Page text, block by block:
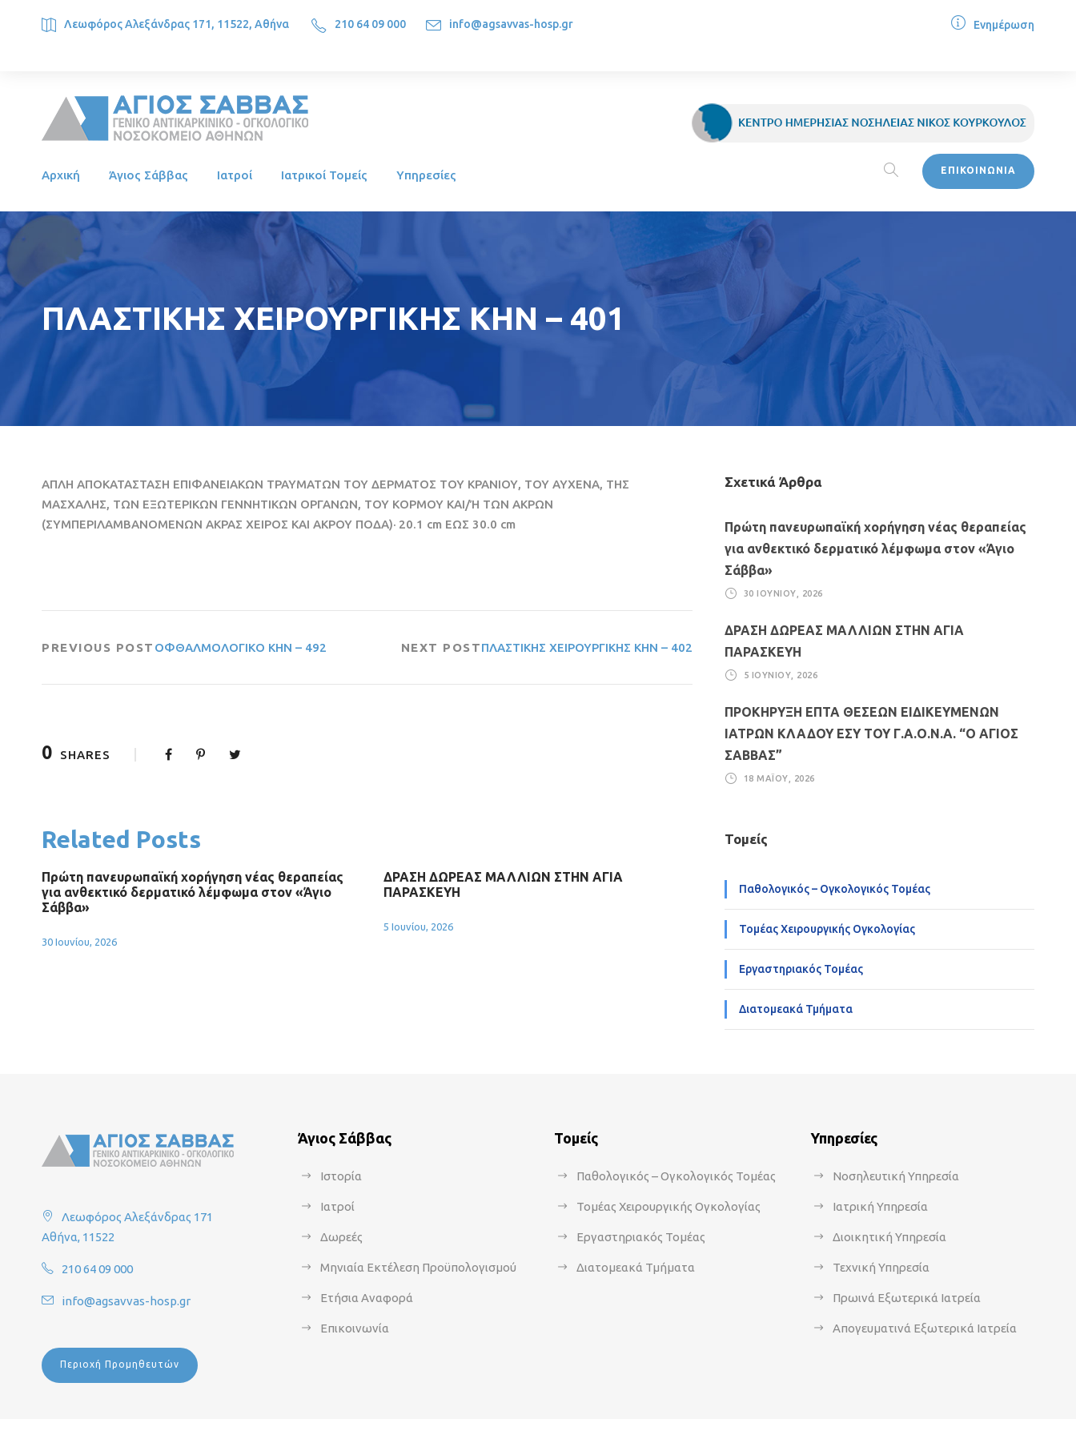
Λεωφόρος Αλεξάνδρας 171, 11522, Αθήνα 210 64 09 000 info@agsavvas-hosp.gr Ενημέρωση
Αρχική Άγιος Σάββας Ιατροί Ιατρικοί Τομείς Υπηρεσίες ΕΠΙΚΟΙΝΩΝΙΑ
ΠΛΑΣΤΙΚΗΣ ΧΕΙΡΟΥΡΓΙΚΗΣ ΚΗΝ – 401
ΑΠΛΗ ΑΠΟΚΑΤΑΣΤΑΣΗ ΕΠΙΦΑΝΕΙΑΚΩΝ ΤΡΑΥΜΑΤΩΝ ΤΟΥ ΔΕΡΜΑΤΟΣ ΤΟΥ ΚΡΑΝΙΟΥ, ΤΟΥ ΑΥΧΕΝΑ, ΤΗΣ
ΜΑΣΧΑΛΗΣ, ΤΩΝ ΕΞΩΤΕΡΙΚΩΝ ΓΕΝΝΗΤΙΚΩΝ ΟΡΓΑΝΩΝ, ΤΟΥ ΚΟΡΜΟΥ ΚΑΙ/Ή ΤΩΝ ΑΚΡΩΝ
(ΣΥΜΠΕΡΙΛΑΜΒΑΝΟΜΕΝΩΝ ΑΚΡΑΣ ΧΕΙΡΟΣ ΚΑΙ ΑΚΡΟΥ ΠΟΔΑ)· 20.1 cm ΕΩΣ 30.0 cm
PREVIOUS POST ΟΦΘΑΛΜΟΛΟΓΙΚΟ ΚΗΝ – 492 NEXT POSTΠΛΑΣΤΙΚΗΣ ΧΕΙΡΟΥΡΓΙΚΗΣ ΚΗΝ – 402
0 SHARES
Related Posts
Πρώτη πανευρωπαϊκή χορήγηση νέας θεραπείας
για ανθεκτικό δερματικό λέμφωμα στον «Άγιο
Σάββα»
30 Ιουνίου, 2026
ΔΡΑΣΗ ΔΩΡΕΑΣ ΜΑΛΛΙΩΝ ΣΤΗΝ ΑΓΙΑ
ΠΑΡΑΣΚΕΥΗ
5 Ιουνίου, 2026
Σχετικά Άρθρα
Πρώτη πανευρωπαϊκή χορήγηση νέας θεραπείας
για ανθεκτικό δερματικό λέμφωμα στον «Άγιο
Σάββα»
30 ΙΟΥΝΊΟΥ, 2026
ΔΡΑΣΗ ΔΩΡΕΑΣ ΜΑΛΛΙΩΝ ΣΤΗΝ ΑΓΙΑ
ΠΑΡΑΣΚΕΥΗ
5 ΙΟΥΝΊΟΥ, 2026
ΠΡΟΚΗΡΥΞΗ ΕΠΤΑ ΘΕΣΕΩΝ ΕΙΔΙΚΕΥΜΕΝΩΝ
ΙΑΤΡΩΝ ΚΛΑΔΟΥ ΕΣΥ ΤΟΥ Γ.Α.Ο.Ν.Α. “Ο ΑΓΙΟΣ
ΣΑΒΒΑΣ”
18 ΜΑΪ́ΟΥ, 2026
Τομείς
Παθολογικός – Ογκολογικός Τομέας
Τομέας Χειρουργικής Ογκολογίας
Εργαστηριακός Τομέας
Διατομεακά Τμήματα
Λεωφόρος Αλεξάνδρας 171
Αθήνα, 11522
210 64 09 000
info@agsavvas-hosp.gr
Περιοχή Προμηθευτών
Άγιος Σάββας
Ιστορία
Ιατροί
Δωρεές
Μηνιαία Εκτέλεση Προϋπολογισμού
Ετήσια Αναφορά
Επικοινωνία
Τομείς
Παθολογικός – Ογκολογικός Τομέας
Τομέας Χειρουργικής Ογκολογίας
Εργαστηριακός Τομέας
Διατομεακά Τμήματα
Υπηρεσίες
Νοσηλευτική Υπηρεσία
Ιατρική Υπηρεσία
Διοικητική Υπηρεσία
Τεχνική Υπηρεσία
Πρωινά Εξωτερικά Ιατρεία
Απογευματινά Εξωτερικά Ιατρεία